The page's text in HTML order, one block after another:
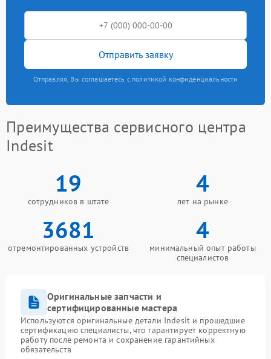
Отправить заявку
Отправляя, Вы соглашаетесь с политикой конфиденциальности
Преимущества сервисного центра
Indesit
19
сотрудников в штате
4
лет на рынке
3681
отремонтированных устройств
4
минимальный опыт работы
специалистов
Оригинальные запчасти и
сертифицированные мастера
Используются оригинальные детали Indesit и прошедшие
сертификацию специалисты, что гарантирует корректную
работу после ремонта и сохранение гарантийных
обязательств